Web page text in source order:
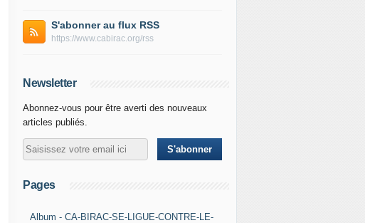
S'abonner au flux RSS
https://www.cabirac.org/rss
Newsletter
Abonnez-vous pour être averti des nouveaux
articles publiés.
Pages
Album - CA-BIRAC-SE-LIGUE-CONTRE-LE-